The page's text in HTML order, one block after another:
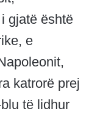
gjatë është
e
katrorë prej
të lidhur